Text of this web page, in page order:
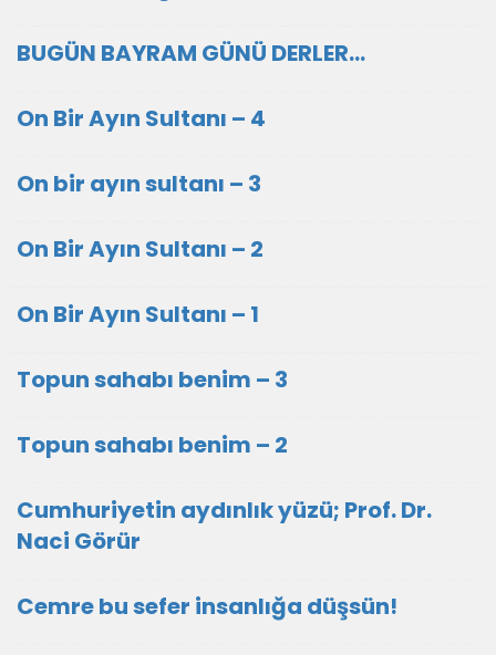
BUGÜN BAYRAM GÜNÜ DERLER...
On Bir Ayın Sultanı – 4
On bir ayın sultanı – 3
On Bir Ayın Sultanı – 2
On Bir Ayın Sultanı – 1
Topun sahabı benim – 3
Topun sahabı benim – 2
Cumhuriyetin aydınlık yüzü; Prof. Dr.
Naci Görür
Cemre bu sefer insanlığa düşsün!